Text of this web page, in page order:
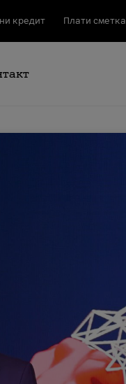
кредит Плати сметка